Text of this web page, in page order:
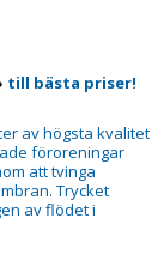
till bästa priser!
av högsta kvalitet
föroreningar
att tvinga
Trycket
av flödet i